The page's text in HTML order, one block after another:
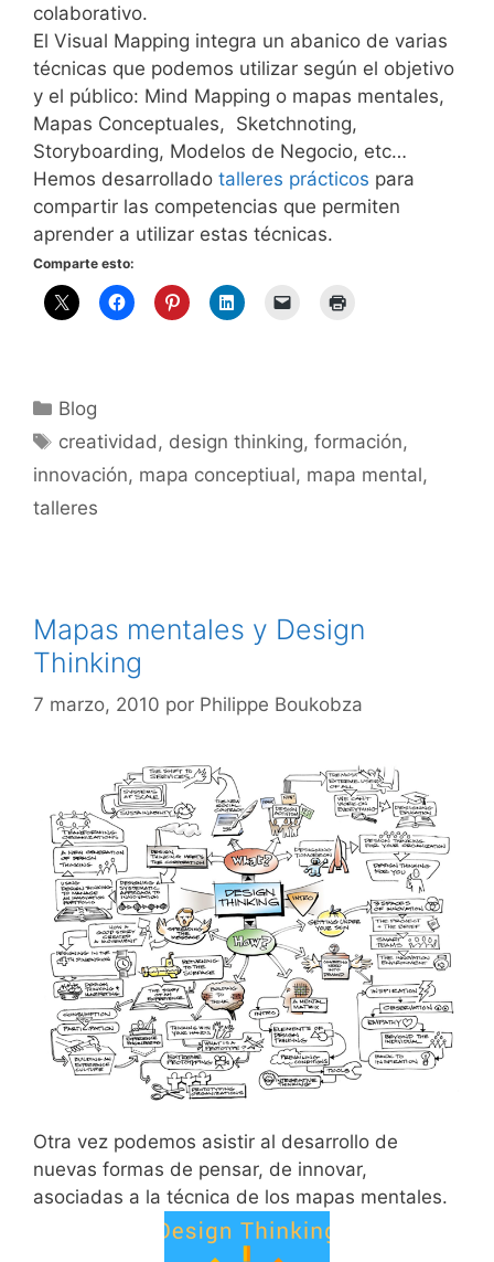
colaborativo.
El Visual Mapping integra un abanico de varias
técnicas que podemos utilizar según el objetivo
y el público: Mind Mapping o mapas mentales,
Mapas Conceptuales, Sketchnoting,
Storyboarding, Modelos de Negocio, etc…
Hemos desarrollado talleres prácticos para
compartir las competencias que permiten
aprender a utilizar estas técnicas.
Comparte esto:
Categorías
Blog
Etiquetas
creatividad , design thinking,formación,
innovación, mapa conceptiual, mapa mental,
talleres
Mapas mentales y Design
Thinking
7 marzo, 2010 por Philippe Boukobza
Otra vez podemos asistir al desarrollo de
nuevas formas de pensar, de innovar,
asociadas a la técnica de los mapas mentales.